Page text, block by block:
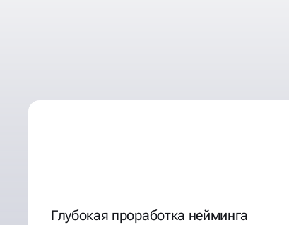
Глубокая проработка нейминга